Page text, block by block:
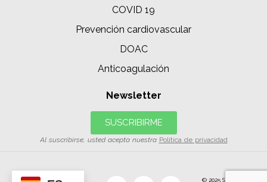
COVID 19
Prevención cardiovascular
DOAC
Anticoagulación
Newsletter
SUSCRIBIRME
Al suscribirse, usted acepta nuestra Política de privacidad
© 2025 SIAC | Todos